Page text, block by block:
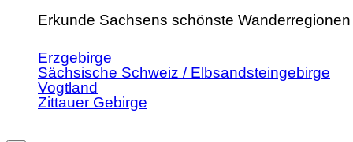
Erkunde Sachsens schönste Wanderregionen
Erzgebirge
Sächsische Schweiz / Elbsandsteingebirge
Vogtland
Zittauer Gebirge